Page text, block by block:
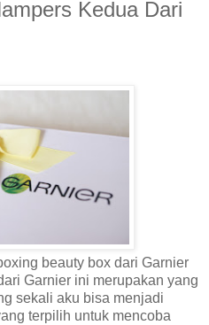
Kedua Dari
beauty box dari Garnier
Garnier ini merupakan yang
sekali aku bisa menjadi
terpilih untuk mencoba